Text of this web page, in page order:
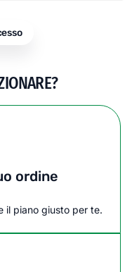
ordine
il piano giusto per te.